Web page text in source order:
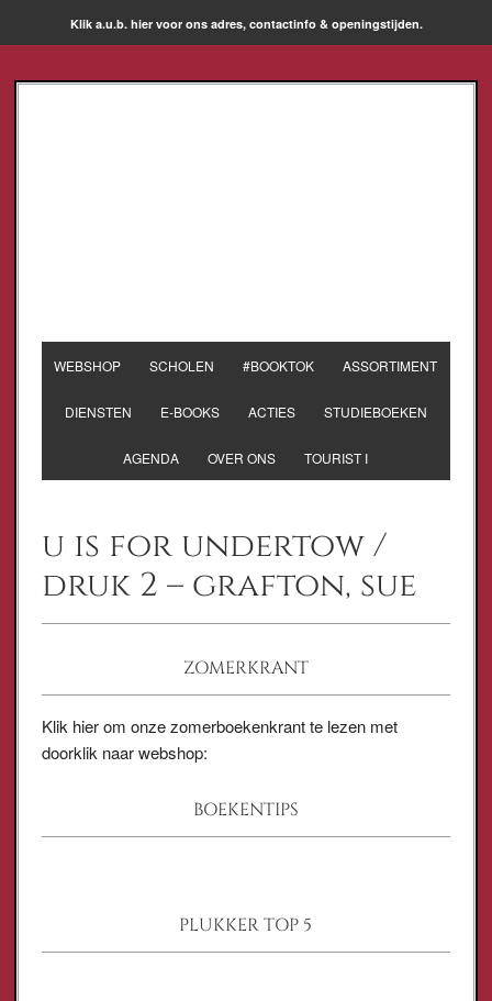
Klik a.u.b. hier voor ons adres, contactinfo & openingstijden.
WEBSHOP SCHOLEN #BOOKTOK ASSORTIMENT
DIENSTEN E-BOOKS ACTIES STUDIEBOEKEN
AGENDA OVER ONS TOURIST I
u is for undertow /
druk 2 – grafton, sue
ZOMERKRANT
Klik hier om onze zomerboekenkrant te lezen met
doorklik naar webshop:
BOEKENTIPS
PLUKKER TOP 5